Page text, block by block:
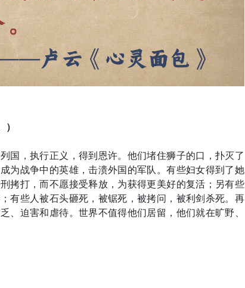
国，执行正义，得到恩许。他们堵住狮子的口，扑灭了
为战争中的英雄，击溃外国的军队。有些妇女得到了她
拷打，而不愿接受释放，为获得更美好的复活；另有些
有些人被石头砸死，被锯死，被拷问，被利剑杀死。再
、迫害和虐待。世界不值得他们居留，他们就在旷野、